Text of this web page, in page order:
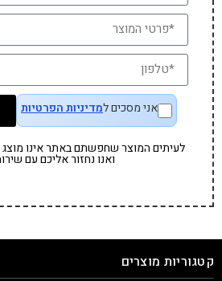
אני מסכים למדיניות הפרטיות
לעיתים המוצר שחפשתם באתר אינו מוצג
ואנו נחזור אליכם עם
קטגוריות מוצרים